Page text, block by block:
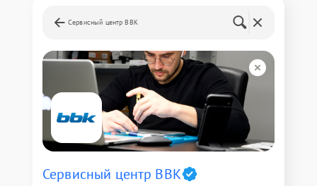
Сервисный центр BBK
Сервисный центр BBK